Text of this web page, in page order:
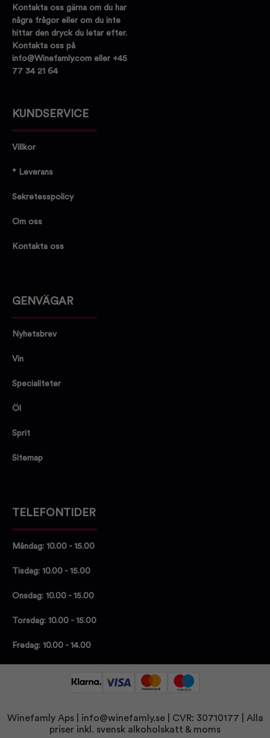
Kontakta oss gärna om du har
några frågor eller om du inte
hittar den dryck du letar efter.
Kontakta oss på
info@Winefamly.com eller +45
77 34 21 64
KUNDSERVICE
Villkor
* Leverans
Sekretesspolicy
Om oss
Kontakta oss
GENVÄGAR
Nyhetsbrev
Vin
Specialiteter
Öl
Sprit
Sitemap
TELEFONTIDER
Måndag: 10.00 - 15.00
Tisdag: 10.00 - 15.00
Onsdag: 10.00 - 15.00
Torsdag: 10.00 - 15.00
Fredag: 10.00 - 14.00
Winefamly Aps | info@winefamly.se| CVR: 30710177
| Alla
priser inkl. svensk alkoholskatt & moms